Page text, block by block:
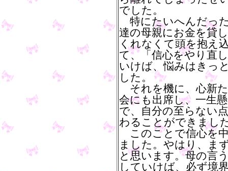
でした。
特にたいへんだっ
達の母親にお金を貸
くれなくて頭を抱え
て、「信心をやり直
いけば、悩みはきっ
した。
それを機に、心新
会にも出席し、一生
で、自分の至らない
わることができまし
このことで信心を
ました。やはり、ま
と思います。母の言
していけば、必ず境